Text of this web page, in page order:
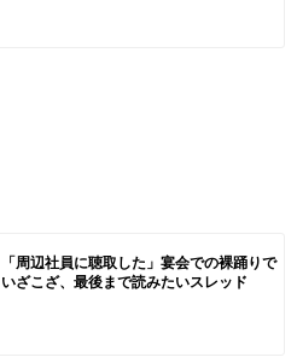
「周辺社員に聴取した」宴会での裸踊りで
いざこざ、最後まで読みたいスレッド